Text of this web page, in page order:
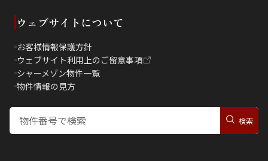
ウェブサイトについて
お客様情報保護方針
ウェブサイト利用上のご留意事項
シャーメゾン物件一覧
物件情報の見方